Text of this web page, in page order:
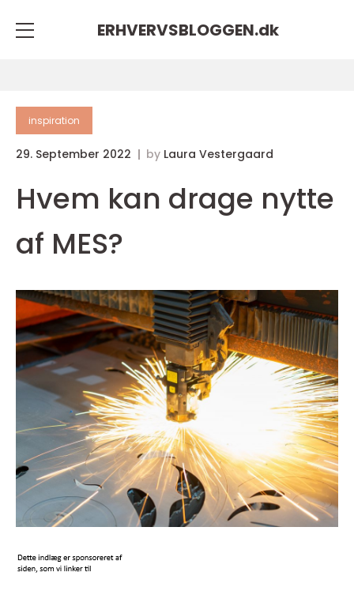
ERHVERVSBLOGGEN.dk
inspiration
29. September 2022 by Laura Vestergaard
Hvem kan drage nytte
af MES?